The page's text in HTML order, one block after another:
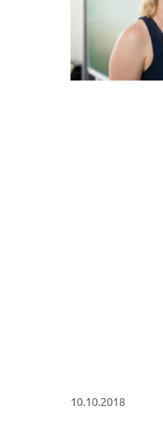
10.10.2018